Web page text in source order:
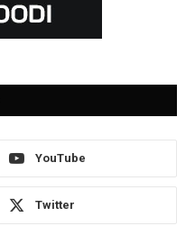
YouTube
Twitter